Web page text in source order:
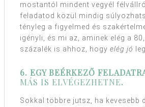
mostantól mindent vegyél
feladatod közül mindig
tényleg a figyelmed és
igényli, és mi az, aminek elég a
százalék is ahhoz, hogy elég jó
6. EGY BEÉRKEZŐ
MÁS IS ELVÉGEZHETNE.
Sokkal többre jutsz, ha kevesebb